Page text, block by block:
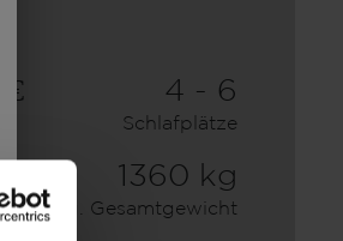
€ 4 - 6
Schlafplätze
1360 kg
Zulässig. Gesamtgewicht